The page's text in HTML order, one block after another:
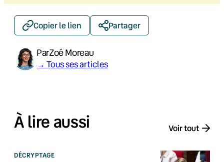
Copier le lien Partager
ParZoé Moreau
→ Tous ses articles
À lire aussi Voir tout
DÉCRYPTAGE